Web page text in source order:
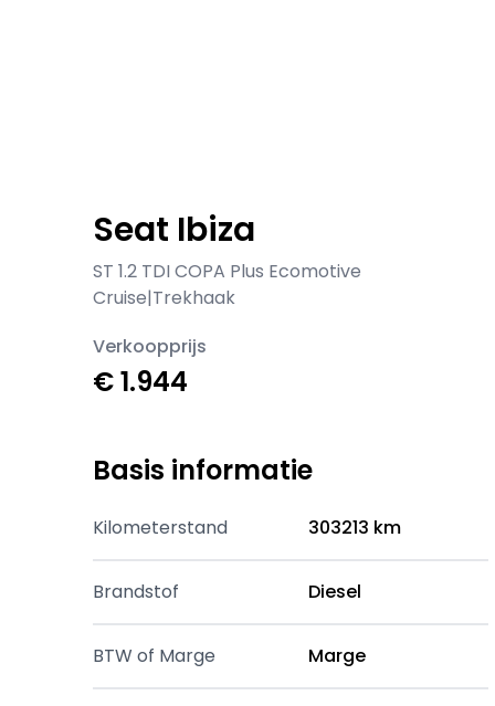
Seat Ibiza
ST 1.2 TDI COPA Plus Ecomotive
Cruise|Trekhaak
Verkoopprijs
€ 1.944
Basis informatie
Kilometerstand 303213 km
Brandstof Diesel
BTW of Marge Marge